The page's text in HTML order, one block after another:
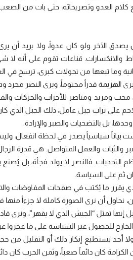
كلام العدو وتصريحاته، حتى بات من
الآخر ولو كان عدواً، ولا يريد أن
قناعات تقوم على أنه لا
وما تبعها من تحولات كبرى، ترسخ في
الهزيمة قدراً محتوماً، ويرى النصر مجرد
ومريد ومناصر للأحزاب والحركات
على تراب جبل عامل، ذلك الجبل الذي
بل بالتضحيات والصبر والإرادة.
بياناً سياسياً يصدر في لحظة
والعمل المتواصل. هي قدرة
التحديات. فالنصر لا يولد فجأة، بل
ثم على السياسة.
يقرر ما يُكتب في صفحات المفاوضات
نحاول أن نرى الصورة كاملة لا جزءاً
إنها تمثل “الجيش الذي لا يقهر”،
للحصول عبر السياسة على ما عجزوا عن
أحد يستطيع إنكار ذلك أو التقليل من
كان دائماً صعباً، وثمن الحرب كان